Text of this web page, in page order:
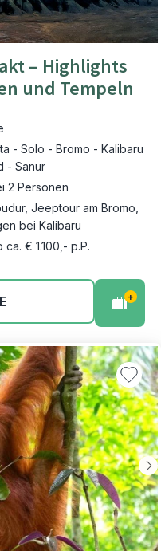
– Highlights
und Tempeln
- Solo - Bromo - Kalibaru
- Sanur
2 Personen
Jeeptour am Bromo,
bei Kalibaru
€ 1.100,- p.P.
+